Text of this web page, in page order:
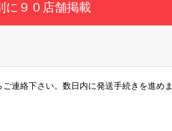
９０店舗掲載
絡下さい。数日内に発送手続きを進めま